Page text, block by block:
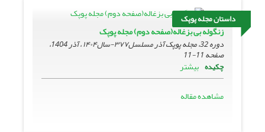
داستان مجله پوپک
زنگوله بی بزغاله(صفحه دوم) مجله پوپک
دوره 32، مجله پوپک آذر مسلسل۳۷۷-سال۱۴۰۴ ، آذر 1404،
صفحه11-11
چکیده بیشتر
مشاهده مقاله